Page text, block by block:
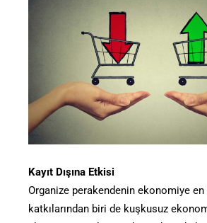
Kayıt Dışına Etkisi
Organize perakendenin ekonomiye en
katkılarından biri de kuşkusuz